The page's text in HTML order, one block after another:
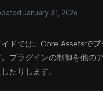
January 31, 2026
イドでは、Core Assetsでプ
。プラグインの制御を他の
たりします。